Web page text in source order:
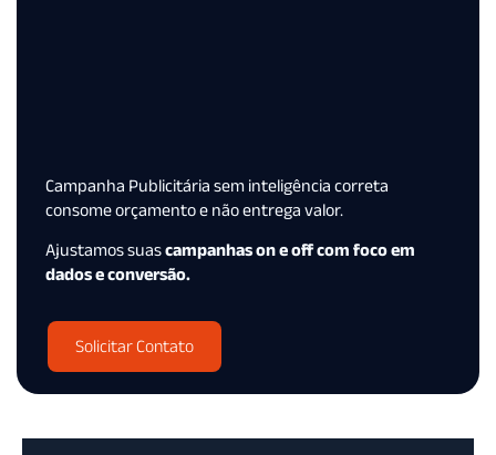
Campanha Publicitária sem inteligência correta
consome orçamento e não entrega valor.
Ajustamos suascampanhas on e off com foco em
dados e conversão.
Solicitar Contato